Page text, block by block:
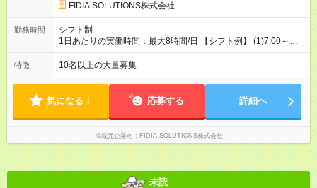
FIDIA SOLUTIONS株式会社
勤務時間
シフト制
1日あたりの実働時間：最大8時間/日 【シフト例】 (1)7:00～
16:00 (2)8:00～17:00 (3)13:00～22:00 (4)14:00～23:00
(5)22:00～7:00 (6)23:00～8:00
特徴 10名以上の大量募集
気になる！ 応募する 詳細へ
掲載元企業名 FIDIA SOLUTIONS株式会社
未読